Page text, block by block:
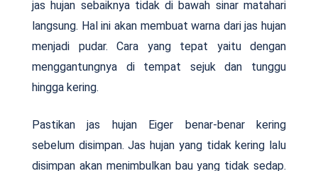
jas hujan sebaiknya tidak di bawah sinar matahari
langsung. Hal ini akan membuat warna dari jas hujan
menjadi pudar. Cara yang tepat yaitu dengan
menggantungnya di tempat sejuk dan tunggu
hingga kering.
Pastikan jas hujan Eiger benar-benar kering
sebelum disimpan. Jas hujan yang tidak kering lalu
disimpan akan menimbulkan bau yang tidak sedap.